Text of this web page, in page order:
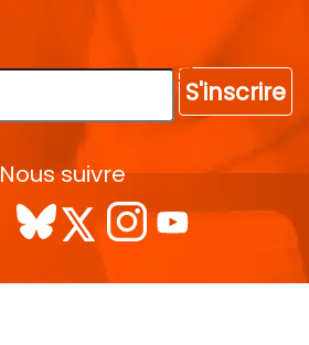
S'inscrire
Nous suivre